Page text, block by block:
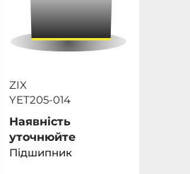
ZIX
YET205-014
Наявність
уточнюйте
Підшипник